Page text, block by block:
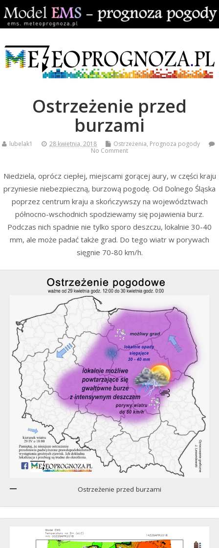
Ostrzeżenie przed
burzami
lubelak1 28 kwietnia, 2018 Ostrzeżenia, Prognoza pogody
No Comment
Niedziela, oprócz ciepłej, miejscami gorącej aury, w części kraju
przyniesie niebezpieczną, burzową pogodę. Od Dolnego Śląska
poprzez centrum kraju a skończywszy na województwach
północno-wschodnich spodziewamy się pojawienia burz.
Podczas nich spadnie nie tylko sporo deszczu, lokalnie 30-40
mm, ale może padać także grad. Do tego wiatr w porywach
sięgnie 70-80 km/h.
Ostrzeżenie przed burzami